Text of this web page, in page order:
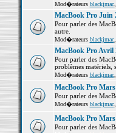
Mod�rateurs blackjmac,
MacBook Pro Juin
Pour parler des
autre.
Mod�rateurs blackjmac,
MacBook Pro Avril
Pour parler des
problèmes matériels,
Mod�rateurs blackjmac,
MacBook Pro
Pour parler des
Mod�rateurs blackjmac,
MacBook Pro
Pour parler des